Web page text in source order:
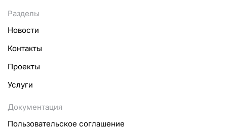
Разделы
Новости
Контакты
Проекты
Услуги
Документация
Пользовательское соглашение